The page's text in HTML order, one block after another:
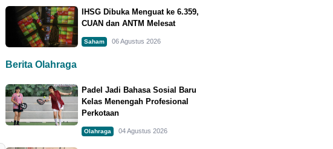
IHSG Dibuka Menguat ke 6.359,
CUAN dan ANTM Melesat
Saham 06 Agustus 2026
Berita Olahraga
Padel Jadi Bahasa Sosial Baru
Kelas Menengah Profesional
Perkotaan
Olahraga 04 Agustus 2026